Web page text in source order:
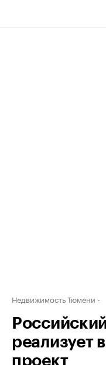
Недвижимость Тюмени
реализует
проект